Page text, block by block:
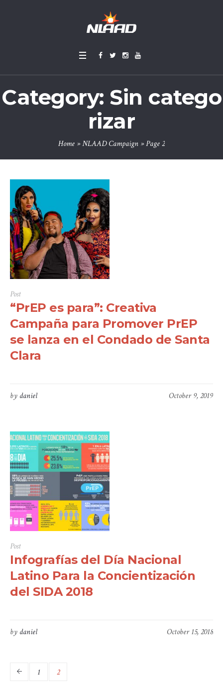
Category: Sin catego
rizar
Home »NLAAD Campaign »Page 2
Post
“PrEP es para”: Creativa
Campaña para Promover PrEP
se lanza en el Condado de Santa
Clara
October 9, 2019
by daniel
Post
Infografías del Día Nacional
Latino Para la Concientización
del SIDA 2018
October 15, 2018
by daniel
1 2